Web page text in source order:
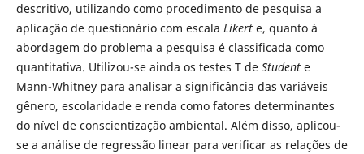
descritivo, utilizando como procedimento de pesquisa a
aplicação de questionário com escala Likerte, quanto à
abordagem do problema a pesquisa é classificada como
quantitativa. Utilizou-se ainda os testes T de Studente
Mann-Whitney para analisar a significância das variáveis
gênero, escolaridade e renda como fatores determinantes
do nível de conscientização ambiental. Além disso, aplicou-
se a análise de regressão linear para verificar as relações de